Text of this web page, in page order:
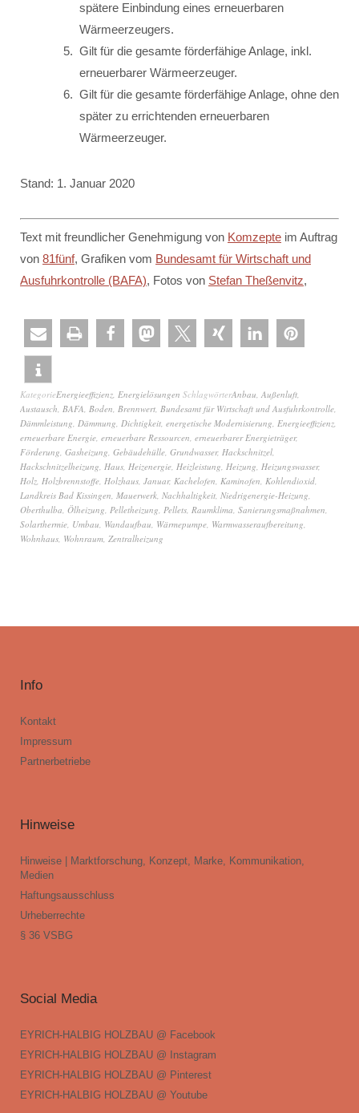
spätere Einbindung eines erneuerbaren
Wärmeerzeugers.
Gilt für die gesamte förderfähige Anlage, inkl.
erneuerbarer Wärmeerzeuger.
Gilt für die gesamte förderfähige Anlage, ohne den
später zu errichtenden erneuerbaren
Wärmeerzeuger.
Stand: 1. Januar 2020
Text mit freundlicher Genehmigung von Komzepte im Auftrag
von 81fünf, Grafiken vom Bundesamt für Wirtschaft und
Ausfuhrkontrolle (BAFA), Fotos von Stefan Theßenvitz,
KategorieEnergieeffizienz, Energielösungen SchlagwörterAnbau, Außenluft,
Austausch, BAFA, Boden, Brennwert, Bundesamt für Wirtschaft und Ausfuhrkontrolle,
Dämmleistung, Dämmung, Dichtigkeit, energetische Modernisierung, Energieeffizienz,
erneuerbare Energie, erneuerbare Ressourcen, erneuerbarer Energieträger,
Förderung, Gasheizung, Gebäudehülle, Grundwasser, Hackschnitzel,
Hackschnitzelheizung, Haus, Heizenergie, Heizleistung, Heizung, Heizungswasser,
Holz, Holzbrennstoffe, Holzhaus, Januar, Kachelofen, Kaminofen, Kohlendioxid,
Landkreis Bad Kissingen, Mauerwerk, Nachhaltigkeit, Niedrigenergie-Heizung,
Oberthulba, Ölheizung, Pelletheizung, Pellets, Raumklima, Sanierungsmaßnahmen,
Solarthermie, Umbau, Wandaufbau, Wärmepumpe, Warmwasseraufbereitung,
Wohnhaus, Wohnraum, Zentralheizung
Info
Kontakt
Impressum
Partnerbetriebe
Hinweise
Hinweise | Marktforschung, Konzept, Marke, Kommunikation,
Medien
Haftungsausschluss
Urheberrechte
§ 36 VSBG
Social Media
EYRICH-HALBIG HOLZBAU @ Facebook
EYRICH-HALBIG HOLZBAU @ Instagram
EYRICH-HALBIG HOLZBAU @ Pinterest
EYRICH-HALBIG HOLZBAU @ Youtube